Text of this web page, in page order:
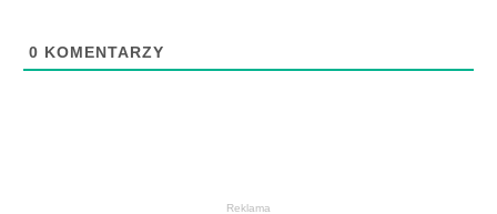
0 KOMENTARZY
Reklama